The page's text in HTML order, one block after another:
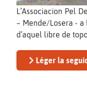
L’Associacion Pel
– Mende/Losera -
d’aquel libre de
Léger la